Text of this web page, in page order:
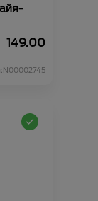
149.00